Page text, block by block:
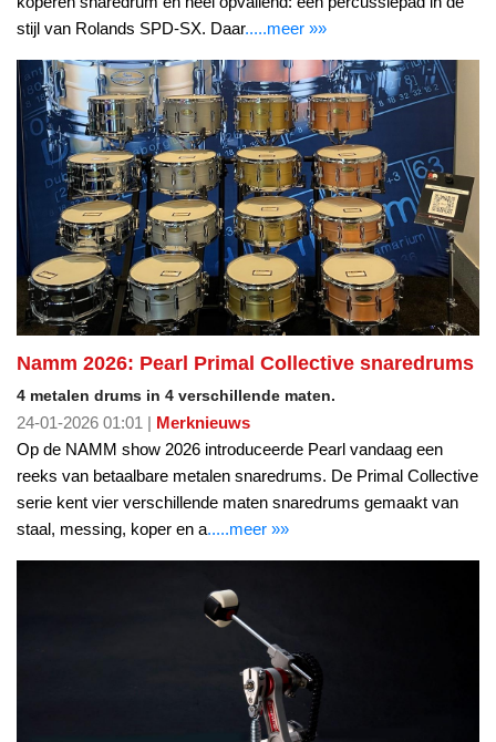
stijl van Rolands SPD-SX. Daar.....meer »»
Namm 2026: Pearl Primal Collective snaredrums
4 metalen drums in 4 verschillende maten.
24-01-2026 01:01 | Merknieuws
Op de NAMM show 2026 introduceerde Pearl vandaag een
reeks van betaalbare metalen snaredrums. De Primal Collective
serie kent vier verschillende maten snaredrums gemaakt van
staal, messing, koper en a.....meer »»